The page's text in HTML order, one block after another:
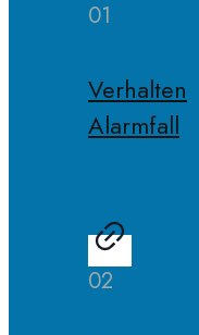
01
Verhalten
Alarmfall
02